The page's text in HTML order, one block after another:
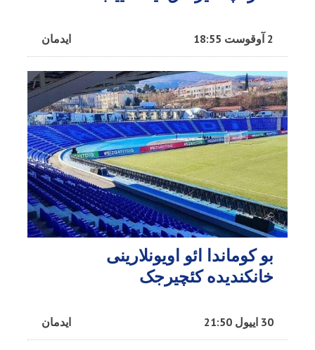
ایدمان 2 آوقوست 18:55
بو کوماندا ائو اویونلارینی
خانکندیده کئچیرجک
ایدمان 30 اییول 21:50